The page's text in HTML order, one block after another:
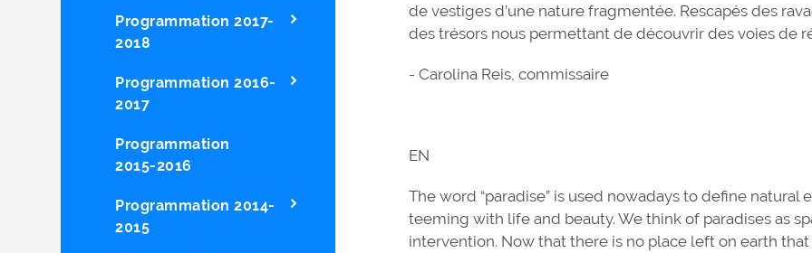
Programmation 2017-
2018
Programmation 2016-
2017
Programmation
2015-2016
Programmation 2014-
2015
de vestiges d’une nature fragmentée. Rescapés des
des trésors nous permettant de découvrir des voies de
- Carolina Reis, commissaire
EN
The word “paradise” is used nowadays to define
teeming with life and beauty. We think of paradises as
intervention. Now that there is no place left on earth